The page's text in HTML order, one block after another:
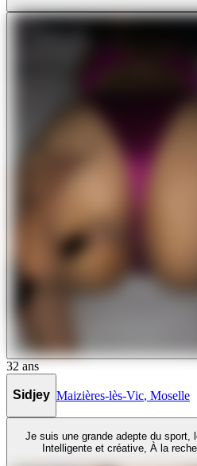
32 ans
Sidjey Maizières-lès-Vic Moselle
Je suis une grande adepte du sport,
Intelligente et créative, À la